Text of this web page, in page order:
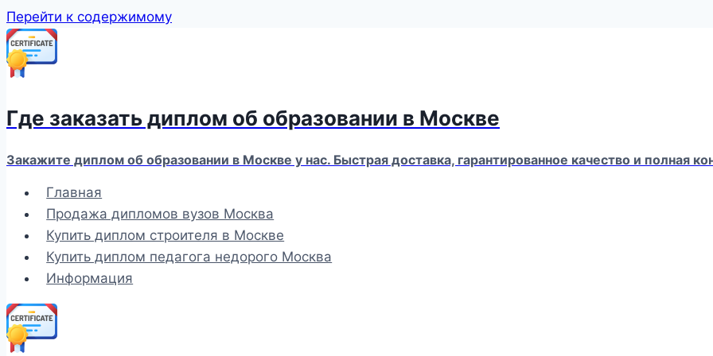
Перейти к содержимому
Где заказать диплом об образовании в Москве
Закажите диплом об образовании в Москве у нас. Быстрая доставка, гарантированное качество и полная
Главная
Продажа дипломов вузов Москва
Купить диплом строителя в Москве
Купить диплом педагога недорого Москва
Информация